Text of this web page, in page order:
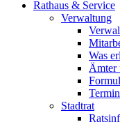
Rathaus & Service
Verwaltung
Was
Ämter
Stadtrat